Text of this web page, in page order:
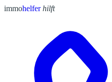
immohelfer hilft